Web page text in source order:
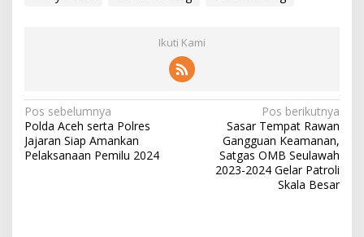
Ikuti Kami
N
a
v
Pos sebelumnya
Polda Aceh serta Polres
Jajaran Siap Amankan
Pelaksanaan Pemilu 2024
Pos berikutnya
Sasar Tempat Rawan
Gangguan Keamanan,
Satgas OMB Seulawah
2023-2024 Gelar Patroli
Skala Besar